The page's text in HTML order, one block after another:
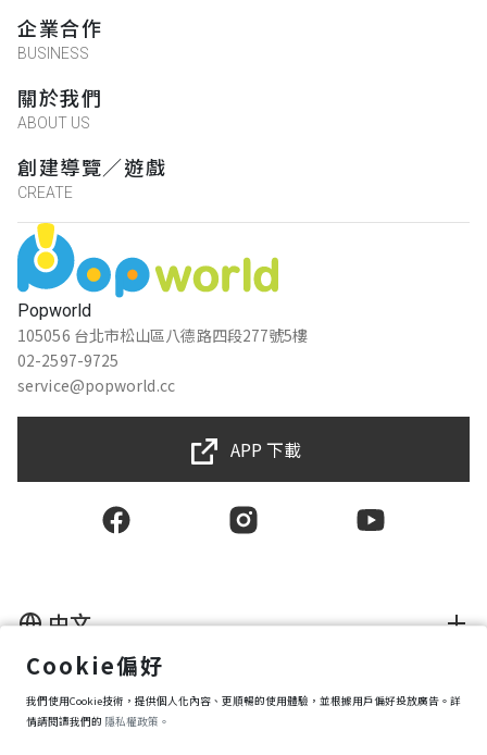
Popworld
105056 台北市松山區八德路四段277號5樓
02-2597-9725
service@popworld.cc
企業合作
BUSINESS
關於我們
ABOUT US
創建導覽／遊戲
CREATE
APP 下載
隱私權保護政策
資訊安全政策
中文
Cookie偏好
我們使用Cookie技術，提供個人化內容、更順暢的使用體驗，並根據用戶偏好投放廣告。詳
情請閱讀我們的 隱私權政策。